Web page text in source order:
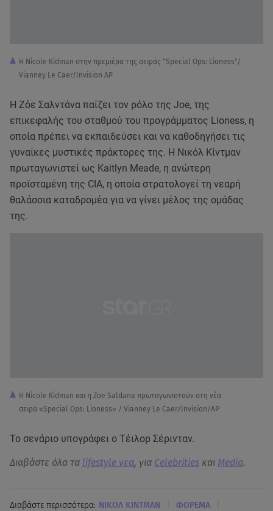
Η Nicole Kidman στην πρεμιέρα της σειράς "Special Ops: Lioness"/
Vianney Le Caer/Invision AP
Η Ζόε Σαλντάνα παίζει τον ρόλο της Joe, της
επικεφαλής του σταθμού του προγράμματος Lioness, η
οποία πρέπει να εκπαιδεύσει και να καθοδηγήσει τις
γυναίκες μυστικές πράκτορες της. Η Νικόλ Κίντμαν
πρωταγωνιστεί ως Kaitlyn Meade, η ανώτερη
προϊσταμένη της CIA, η οποία στρατολογεί τη νεαρή
θαλάσσια καταδρομέα για να γίνει μέλος της ομάδας
της.
Η Nicole Kidman και η Zoe Saldana πρωταγωνιστούν στη νέα
σειρά «Special Ops: Lioness» / Vianney Le Caer/Invision/AP
Το σενάριο υπογράφει ο Τέιλορ Σέρινταν.
Διαβάστε όλα τα lifestyle νεα, για Celebrities και Media.
Διαβάστε περισσότερα: ΝΙΚΟΛ ΚΙΝΤΜΑΝ ΦΟΡΕΜΑ